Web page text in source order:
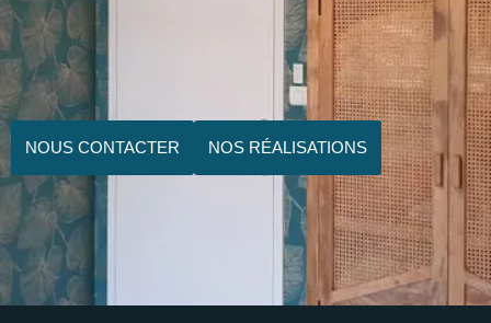
NOUS CONTACTER NOS RÉALISATIONS